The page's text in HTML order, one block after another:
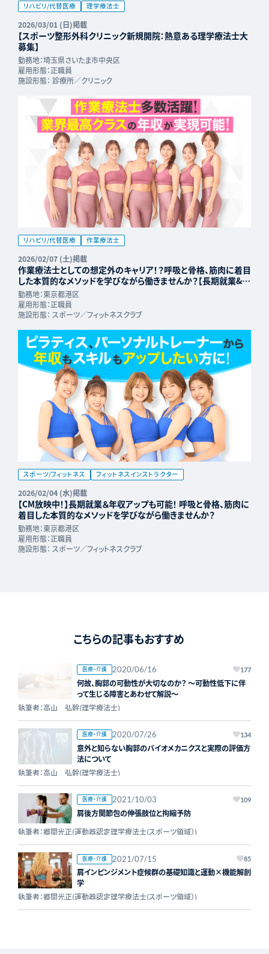
リハビリ/代替医療 理学療法士
2026/03/01 (日)掲載
【スポーツ整形外科クリニック新規開院：熱意ある理学療法士大
募集】
勤務地：埼玉県さいたま市中央区
雇用形態：正職員
施設形態： 診療所／クリニック
リハビリ/代替医療 作業療法士
2026/02/07 (土)掲載
作業療法士としての想定外のキャリア！？呼吸と骨格、筋肉に着目
した本質的なメソッドを学びながら働きませんか？【長期就業&年
収UP可能】
勤務地：東京都港区
雇用形態：正職員
施設形態： スポーツ／フィットネスクラブ
スポーツ/フィットネス フィットネスインストラクター
2026/02/04 (水)掲載
【CM放映中！】長期就業＆年収アップも可能！ 呼吸と骨格、筋肉に
着目した本質的なメソッドを学びながら働きませんか？
勤務地：東京都港区
雇用形態：正職員
施設形態： スポーツ／フィットネスクラブ
こちらの記事もおすすめ
医療・介護 2020/06/16 177
何故、胸郭の可動性が大切なのか？ ～可動性低下に伴
って生じる障害とあわせて解説～
執筆者：高山 弘幹(理学療法士)
医療・介護 2020/07/26 134
意外と知らない胸郭のバイオメカニクスと実際の評価方
法について
執筆者：高山 弘幹(理学療法士)
医療・介護 2021/10/03 109
肩後方関節包の伸張肢位と拘縮予防
執筆者：郷間光正(運動器認定理学療法士(スポーツ領域）)
医療・介護 2021/07/15 85
肩インピンジメント症候群の基礎知識と運動×機能解剖
学
執筆者：郷間光正(運動器認定理学療法士(スポーツ領域）)